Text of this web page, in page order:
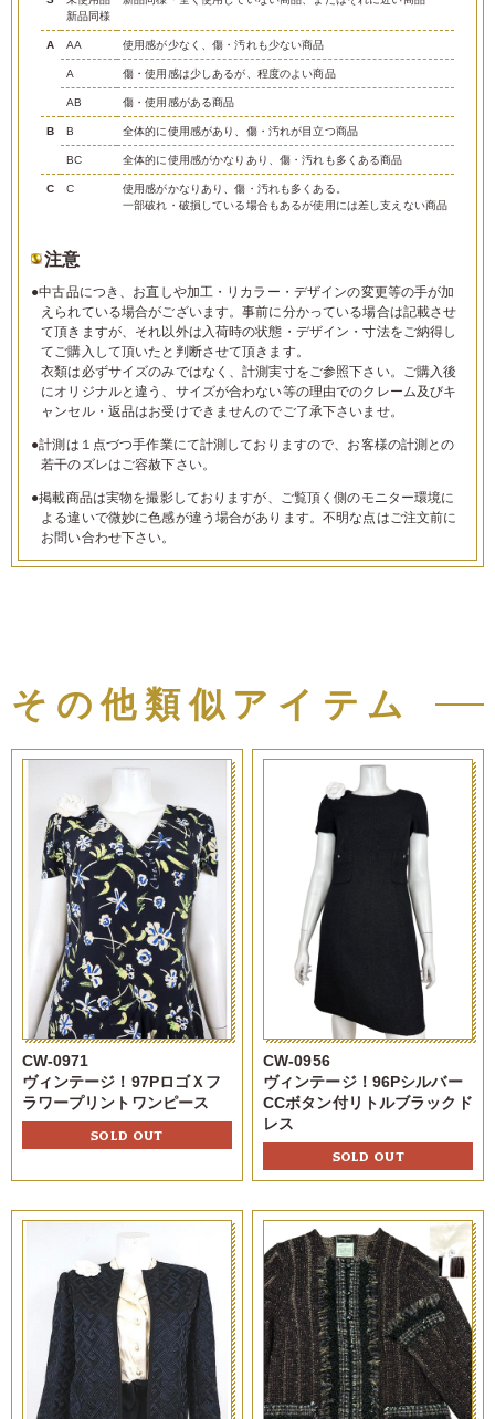
新品同様
A AA 使用感が少なく、傷・汚れも少ない商品
A 傷・使用感は少しあるが、程度のよい商品
AB 傷・使用感がある商品
B B 全体的に使用感があり、傷・汚れが目立つ商品
BC 全体的に使用感がかなりあり、傷・汚れも多くある商品
C C
使用感がかなりあり、傷・汚れも多くある。
一部破れ・破損している場合もあるが使用には差し支えない商品
注意
●中古品につき、お直しや加工・リカラー・デザインの変更等の手が加
えられている場合がございます。事前に分かっている場合は記載させ
て頂きますが、それ以外は入荷時の状態・デザイン・寸法をご納得し
てご購入して頂いたと判断させて頂きます。
衣類は必ずサイズのみではなく、計測実寸をご参照下さい。ご購入後
にオリジナルと違う、サイズが合わない等の理由でのクレーム及びキ
ャンセル・返品はお受けできませんのでご了承下さいませ。
●計測は１点づつ手作業にて計測しておりますので、お客様の計測との
若干のズレはご容赦下さい。
●掲載商品は実物を撮影しておりますが、ご覧頂く側のモニター環境に
よる違いで微妙に色感が違う場合があります。不明な点はご注文前に
お問い合わせ下さい。
その他類似アイテム
CW-0971
ヴィンテージ！97PロゴＸフ
ラワープリントワンピース
SOLD OUT
CW-0956
ヴィンテージ！96Pシルバー
CCボタン付リトルブラックド
レス
SOLD OUT